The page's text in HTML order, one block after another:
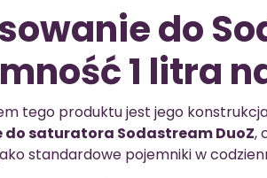
do
1 litra
tego produktu jest jego
do saturatora Sodastream DuoZ,
standardowe pojemniki w